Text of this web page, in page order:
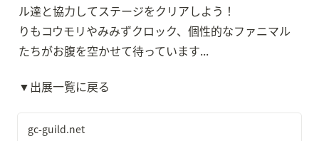
ル達と協力してステージをクリアしよう！
りもコウモリやみみずクロック、個性的なファニマル
たちがお腹を空かせて待っています...
▼出展一覧に戻る
gc-guild.net